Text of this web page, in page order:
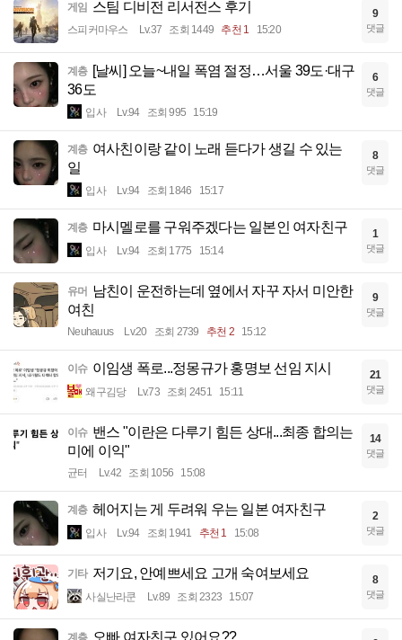
게임 스팀 디비전 리서전스 후기
스피커마우스 Lv.37 조회 1449 추천 1 15:20
9
댓글
계층 [날씨] 오늘~내일 폭염 절정…서울 39도·대구
36도
입사 Lv.94 조회 995 15:19
6
댓글
계층 여사친이랑 같이 노래 듣다가 생길 수 있는
일
입사 Lv.94 조회 1846 15:17
8
댓글
계층 마시멜로를 구워주겠다는 일본인 여자친구
입사 Lv.94 조회 1775 15:14
1
댓글
유머 남친이 운전하는데 옆에서 자꾸 자서 미안한
여친
Neuhauus Lv.20 조회 2739 추천 2 15:12
9
댓글
이슈 이임생 폭로...정몽규가 홍명보 선임 지시
왜구김당 Lv.73 조회 2451 15:11
21
댓글
이슈 밴스 "이란은 다루기 힘든 상대...최종 합의는
미에 이익"
균터 Lv.42 조회 1056 15:08
14
댓글
계층 헤어지는 게 두려워 우는 일본 여자친구
입사 Lv.94 조회 1941 추천 1 15:08
2
댓글
기타 저기요, 안예쁘세요 고개 숙여보세요
사실난라쿤 Lv.89 조회 2323 15:07
8
댓글